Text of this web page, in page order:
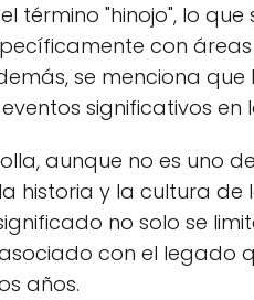
término "hinojo", lo
con
se menciona
significativos en
aunque no es uno
historia y la cultura de
no solo se
con el legado
años.